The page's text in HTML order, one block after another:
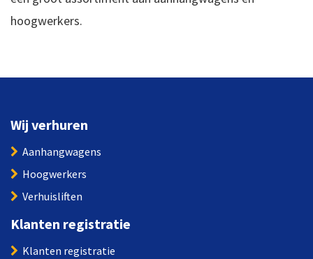
hoogwerkers.
Wij verhuren
Aanhangwagens
Hoogwerkers
Verhuisliften
Klanten registratie
Klanten registratie